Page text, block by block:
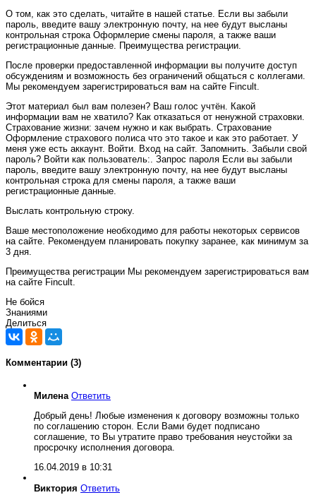
О том, как это сделать, читайте в нашей статье. Если вы забыли
пароль, введите вашу электронную почту, на нее будут высланы
контрольная строка Оформлерие смены пароля, а также ваши
регистрационные данные. Преимущества регистрации.
После проверки предоставленной информации вы получите доступ
обсуждениям и возможность без ограничений общаться с коллегами.
Мы рекомендуем зарегистрироваться вам на сайте Fincult.
Этот материал был вам полезен? Ваш голос учтён. Какой
информации вам не хватило? Как отказаться от ненужной страховки.
Страхование жизни: зачем нужно и как выбрать. Страхование
Оформление страхового полиса что это такое и как это работает. У
меня уже есть аккаунт. Войти. Вход на сайт. Запомнить. Забыли свой
пароль? Войти как пользователь:. Запрос пароля Если вы забыли
пароль, введите вашу электронную почту, на нее будут высланы
контрольная строка для смены пароля, а также ваши
регистрационные данные.
Выслать контрольную строку.
Ваше местоположение необходимо для работы некоторых сервисов
на сайте. Рекомендуем планировать покупку заранее, как минимум за
3 дня.
Преимущества регистрации Мы рекомендуем зарегистрироваться вам
на сайте Fincult.
Не бойся
Знаниями
Делиться
Комментарии (3)
Милена Ответить
Добрый день! Любые изменения к договору возможны только
по соглашению сторон. Если Вами будет подписано
соглашение, то Вы утратите право требования неустойки за
просрочку исполнения договора.
16.04.2019 в 10:31
Виктория Ответить